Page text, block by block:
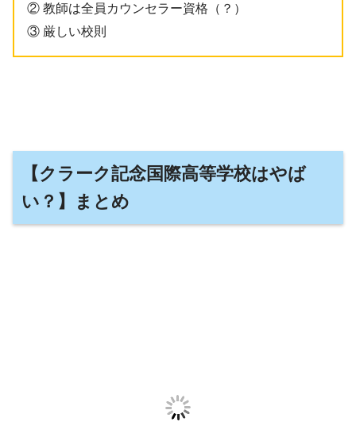
② 教師は全員カウンセラー資格（？）
③ 厳しい校則
【クラーク記念国際高等学校はやば
い？】まとめ